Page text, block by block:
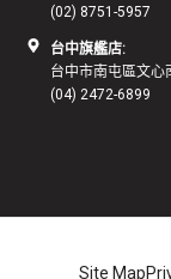
(02) 8751-5957
台中旗艦店:
台中市南屯區文心
(04) 2472-6899
Site Map